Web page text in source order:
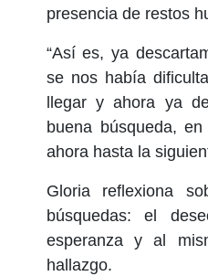
presencia de restos
“Así es, ya
se nos había
llegar y ahora ya
buena búsqueda,
ahora hasta la
Gloria reflexiona
búsquedas: el
esperanza y al
hallazgo.